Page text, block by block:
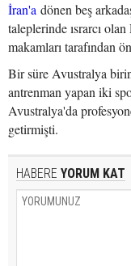
İran'a dönen beş
taleplerinde ısrarcı
makamları tarafından
Bir süre Avustralya
antrenman yapan iki
Avustralya'da
getirmişti.
HABERE YORUM KAT